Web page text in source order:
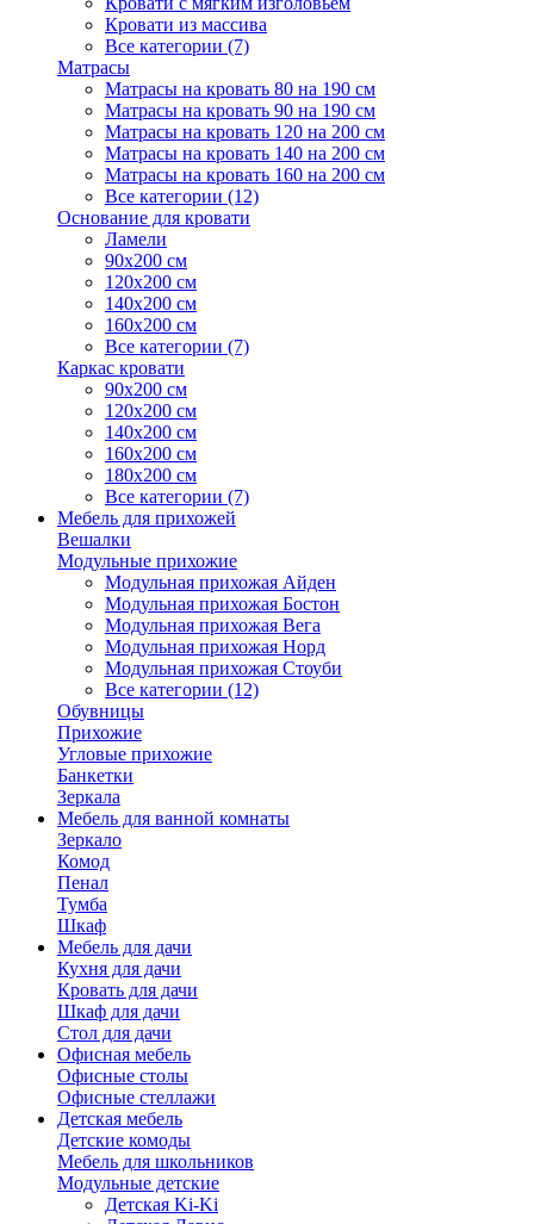
Кровати из массива
Все категории (7)
Матрасы
Матрасы на кровать 80 на 190 см
Матрасы на кровать 90 на 190 см
Матрасы на кровать 120 на 200 см
Матрасы на кровать 140 на 200 см
Матрасы на кровать 160 на 200 см
Все категории (12)
Основание для кровати
Ламели
90х200 см
120х200 см
140х200 см
160х200 см
Все категории (7)
Каркас кровати
90х200 см
120х200 см
140х200 см
160х200 см
180х200 см
Все категории (7)
Мебель для прихожей
Вешалки
Модульные прихожие
Модульная прихожая Айден
Модульная прихожая Бостон
Модульная прихожая Вега
Модульная прихожая Норд
Модульная прихожая Стоуби
Все категории (12)
Обувницы
Прихожие
Угловые прихожие
Банкетки
Зеркала
Мебель для ванной комнаты
Зеркало
Комод
Пенал
Тумба
Шкаф
Мебель для дачи
Кухня для дачи
Кровать для дачи
Шкаф для дачи
Стол для дачи
Офисная мебель
Офисные столы
Офисные стеллажи
Детская мебель
Детские комоды
Мебель для школьников
Модульные детские
Детская Ki-Ki